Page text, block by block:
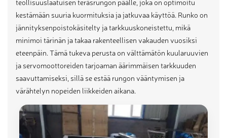
kestämään suuria kuormituksia ja jatkuvaa käyttöä. Runko on
jännityksenpoistokäsitelty ja tarkkuuskoneistettu, mikä
minimoi tärinän ja takaa rakenteellisen vakauden vuosiksi
eteenpäin. Tämä tukeva perusta on välttämätön kuularuuvien
ja servomoottoreiden tarjoaman äärimmäisen tarkkuuden
saavuttamiseksi, sillä se estää rungon vääntymisen ja
värähtelyn nopeiden liikkeiden aikana.